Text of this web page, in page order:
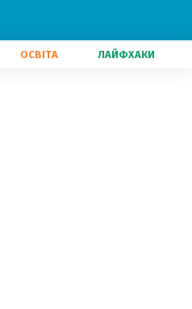
ОСВІТА ЛАЙФХАКИ